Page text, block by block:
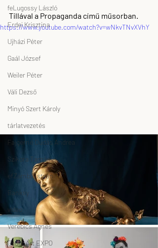
feLugossy László
Erdei Krisztina
Ujházi Péter
Gaál József
Weiler Péter
Váli Dezső
Minyó Szert Károly
tárlatvezetés
Fajgerné Dudás Andrea
Szikora Tamás
efZámbó István
Banksy
video
Verebics Ágnes
Godot Art EXPO
Tillával a Propaganda című műsorban.
https://www.youtube.com/watch?v=wNkvTNvXVhY